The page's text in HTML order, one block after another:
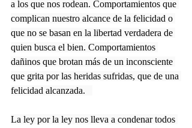
a los que nos rodean. Comportamientos que
complican nuestro alcance de la felicidad o
que no se basan en la libertad verdadera de
quien busca el bien. Comportamientos
dañinos que brotan más de un inconsciente
que grita por las heridas sufridas, que de una
felicidad alcanzada.
La ley por la ley nos lleva a condenar todos